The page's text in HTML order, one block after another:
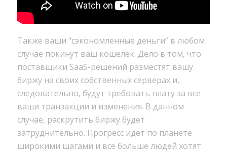
Также ваши “сэкономленные деньги” в любом
случае покинут ваш кошелек. Дело в том, что
поставщики SaaS-решений разместят вашу
биржу на своих собственных серверах и,
следовательно, будут требовать плату за все
ваши транзакции и изменения. В данном
случае, раскрутить биржу будет
затруднительно. Прогресс идет по планете
широкими шагами и все больше людей хотят